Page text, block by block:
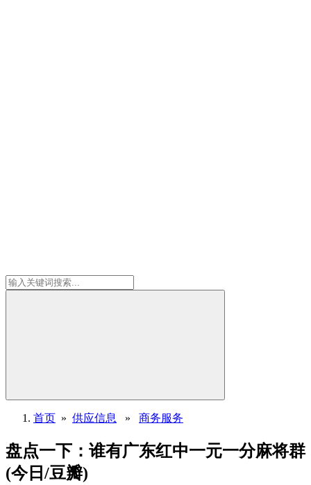
首页 » 供应信息 » 商务服务
盘点一下：谁有广东红中一元一分麻将群
(今日/豆瓣)